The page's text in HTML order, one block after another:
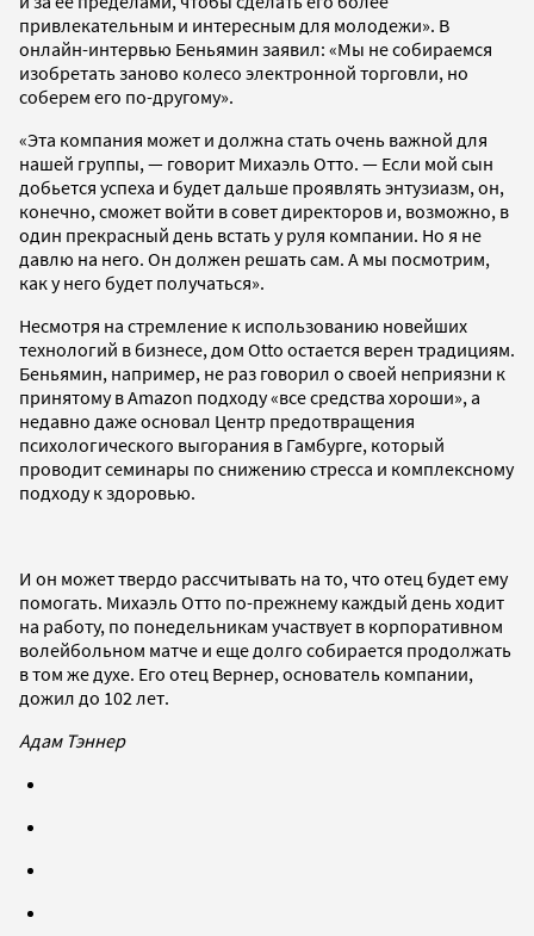
привлекательным и интересным для молодежи». В
онлайн-интервью Беньямин заявил: «Мы не собираемся
изобретать заново колесо электронной торговли, но
соберем его по-другому».
«Эта компания может и должна стать очень важной для
нашей группы, — говорит Михаэль Отто. — Если мой сын
добьется успеха и будет дальше проявлять энтузиазм, он,
конечно, сможет войти в совет директоров и, возможно, в
один прекрасный день встать у руля компании. Но я не
давлю на него. Он должен решать сам. А мы посмотрим,
как у него будет получаться».
Несмотря на стремление к использованию новейших
технологий в бизнесе, дом Otto остается верен традициям.
Беньямин, например, не раз говорил о своей неприязни к
принятому в Amazon подходу «все средства хороши», а
недавно даже основал Центр предотвращения
психологического выгорания в Гамбурге, который
проводит семинары по снижению стресса и комплексному
подходу к здоровью.
И он может твердо рассчитывать на то, что отец будет ему
помогать. Михаэль Отто по-прежнему каждый день ходит
на работу, по понедельникам участвует в корпоративном
волейбольном матче и еще долго собирается продолжать
в том же духе. Его отец Вернер, основатель компании,
дожил до 102 лет.
Адам Тэннер